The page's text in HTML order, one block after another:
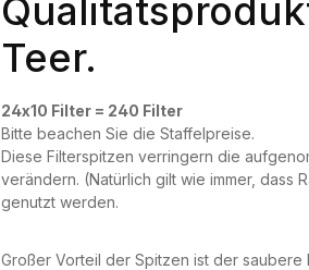
Teer.
24x10 Filter = 240 Filter
Bitte beachen Sie die Staffelpreise.
Diese Filterspitzen verringern die
verändern. (Natürlich gilt wie immer, dass
genutzt werden.
Großer Vorteil der Spitzen ist der